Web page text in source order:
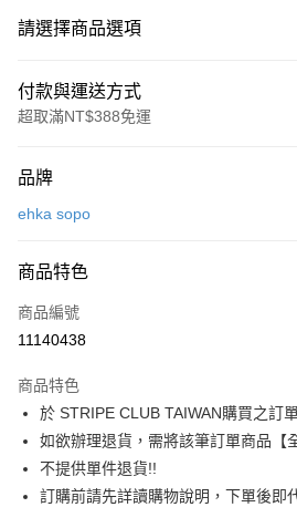
請選擇商品選項
付款與運送方式
超取滿NT$388免運
信用卡一次付款
3 期 0 利率 每期
合作金庫商業銀行
上海商業儲蓄銀行
臺灣中小企業銀行
匯豐（台灣）商業銀行
華泰
聯邦商業銀行
遠東
元大商業銀行
玉山商業銀行
星展
超商取貨付款
LINE Pay
Apple Pay
街口支付
悠遊付
品牌
ehka sopo
商品特色
商品編號
11140438
商品特色
於 STRIPE CLUB TAIWAN購買之訂單
如欲辦理退貨，需將該筆訂單商品【
不提供單件退貨!!
訂購前請先詳讀購物說明，下單後即